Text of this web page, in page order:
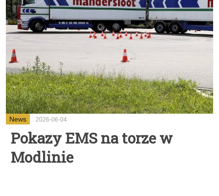
News 2026-06-04
Pokazy EMS na torze w
Modlinie